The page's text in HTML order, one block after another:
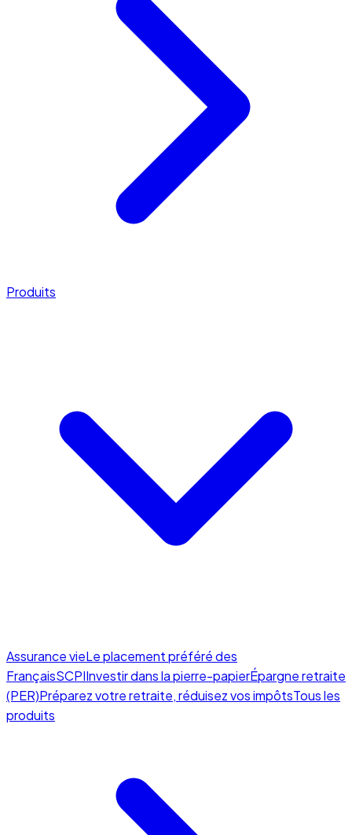
Produits
Assurance vieLe placement préféré des
FrançaisSCPIInvestir dans la pierre-papierÉpargne retraite
(PER)Préparez votre retraite, réduisez vos impôtsTous les
produits